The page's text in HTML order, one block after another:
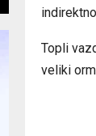
Topli
veliki